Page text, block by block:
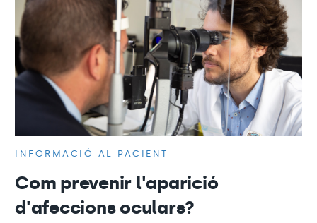
INFORMACIÓ AL PACIENT
Com prevenir l'aparició
d'afeccions oculars?